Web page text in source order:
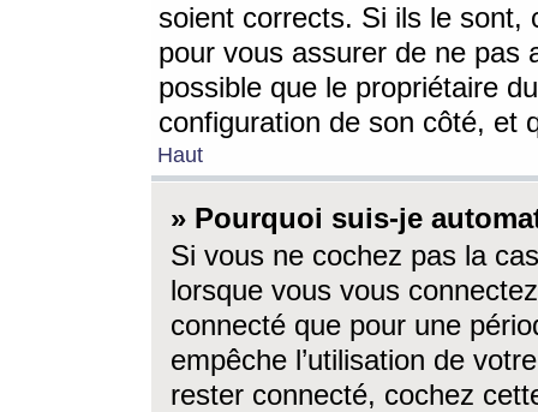
soient corrects. Si ils le sont,
pour vous assurer de ne pas
possible que le propriétaire
configuration de son côté, et
Haut
» Pourquoi suis-je
Si vous ne cochez pas la
lorsque vous vous
connecté que pour une
empêche l’utilisation de
rester connecté, cochez